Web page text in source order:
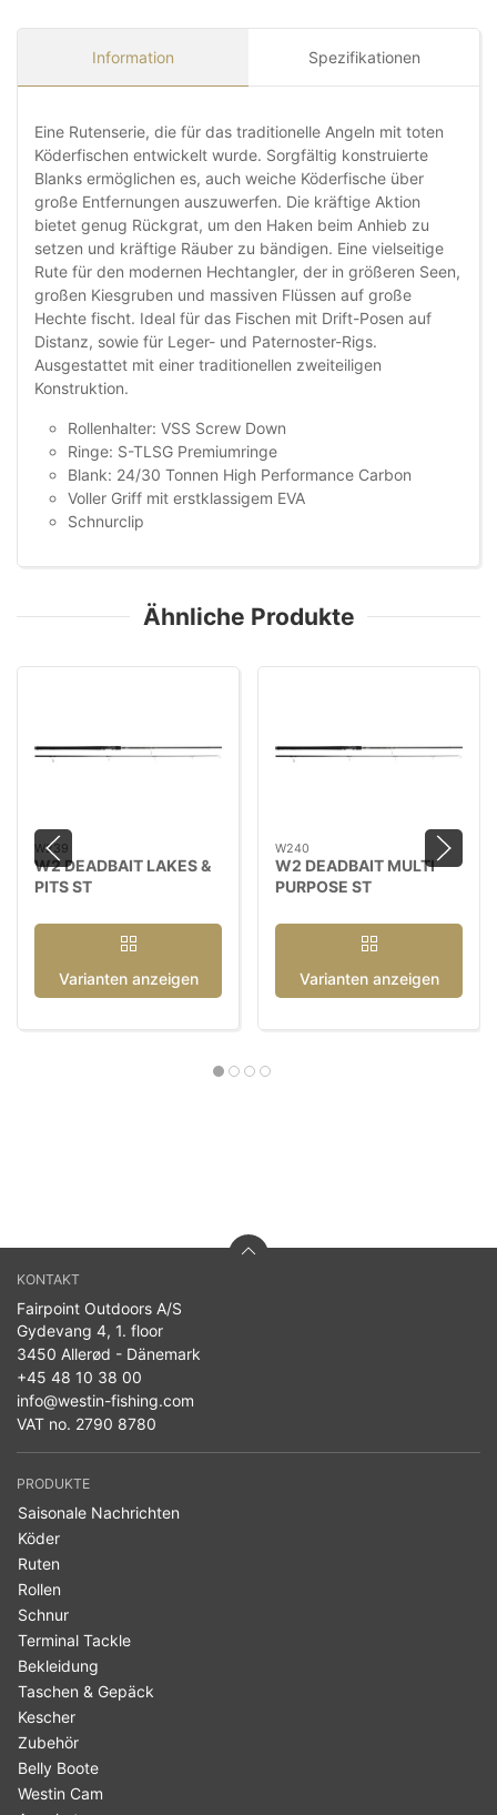
Information Spezifikationen
Eine Rutenserie, die für das traditionelle Angeln mit toten
Köderfischen entwickelt wurde. Sorgfältig konstruierte
Blanks ermöglichen es, auch weiche Köderfische über
große Entfernungen auszuwerfen. Die kräftige Aktion
bietet genug Rückgrat, um den Haken beim Anhieb zu
setzen und kräftige Räuber zu bändigen. Eine vielseitige
Rute für den modernen Hechtangler, der in größeren Seen,
großen Kiesgruben und massiven Flüssen auf große
Hechte fischt. Ideal für das Fischen mit Drift-Posen auf
Distanz, sowie für Leger- und Paternoster-Rigs.
Ausgestattet mit einer traditionellen zweiteiligen
Konstruktion.
Rollenhalter: VSS Screw Down
Ringe: S-TLSG Premiumringe
Blank: 24/30 Tonnen High Performance Carbon
Voller Griff mit erstklassigem EVA
Schnurclip
Ähnliche Produkte
W239
W2 DEADBAIT LAKES &
PITS ST
Varianten anzeigen
W240
W2 DEADBAIT MULTI
PURPOSE ST
Varianten anzeigen
KONTAKT
Fairpoint Outdoors A/S
Gydevang 4, 1. floor
3450 Allerød - Dänemark
+45 48 10 38 00
info@westin-fishing.com
VAT no. 2790 8780
PRODUKTE
Saisonale Nachrichten
Köder
Ruten
Rollen
Schnur
Terminal Tackle
Bekleidung
Taschen & Gepäck
Kescher
Zubehör
Belly Boote
Westin Cam